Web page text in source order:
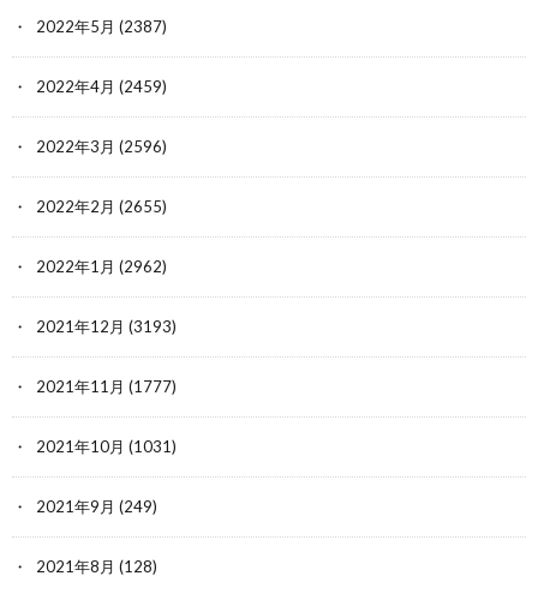
2022年5月 (2387)
2022年4月 (2459)
2022年3月 (2596)
2022年2月 (2655)
2022年1月 (2962)
2021年12月 (3193)
2021年11月 (1777)
2021年10月 (1031)
2021年9月 (249)
2021年8月 (128)